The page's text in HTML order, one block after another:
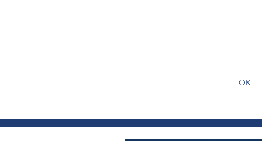
OK